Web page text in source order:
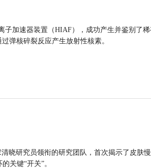
子加速器装置（HIAF），成功产生并鉴别了
弹核碎裂反应产生放射性核素。
晓研究员领衔的研究团队，首次揭示了皮肤
关键“开关”。